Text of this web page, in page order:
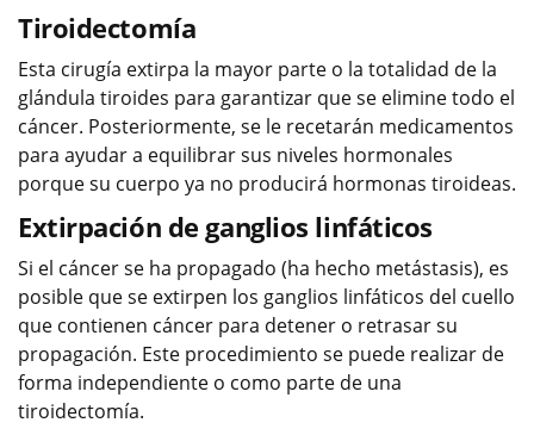
Tiroidectomía
Esta cirugía extirpa la mayor parte o la totalidad de la
glándula tiroides para garantizar que se elimine todo el
cáncer. Posteriormente, se le recetarán medicamentos
para ayudar a equilibrar sus niveles hormonales
porque su cuerpo ya no producirá hormonas tiroideas.
Extirpación de ganglios linfáticos
Si el cáncer se ha propagado (ha hecho metástasis), es
posible que se extirpen los ganglios linfáticos del cuello
que contienen cáncer para detener o retrasar su
propagación. Este procedimiento se puede realizar de
forma independiente o como parte de una
tiroidectomía.